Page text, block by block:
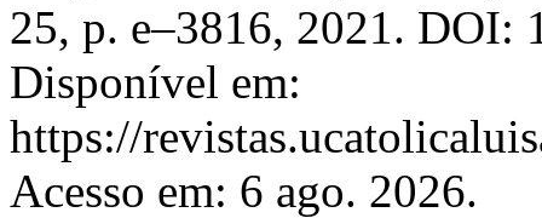
25, p. e–3816, 2021. DOI:
Disponível em:
https://
Acesso em: 6 ago. 2026.